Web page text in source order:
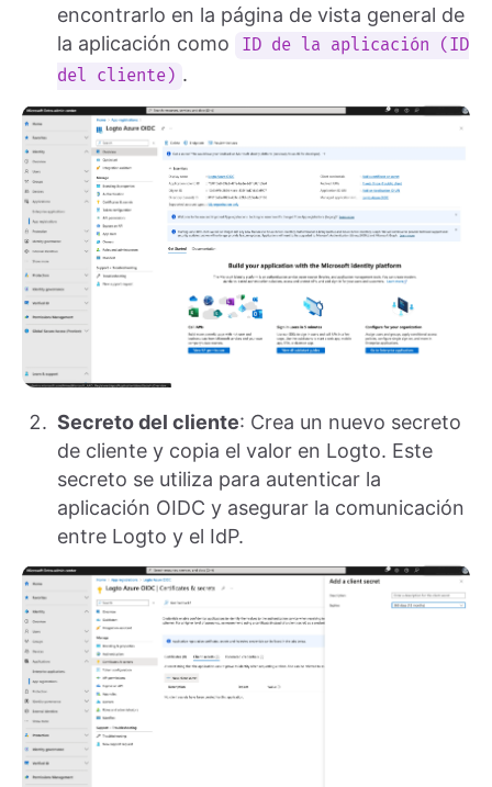
encontrarlo en la página de vista general de
la aplicación como
ID de la aplicación (ID
del cliente) .
Secreto del cliente: Crea un nuevo secreto
de cliente y copia el valor en Logto. Este
secreto se utiliza para autenticar la
aplicación OIDC y asegurar la comunicación
entre Logto y el IdP.